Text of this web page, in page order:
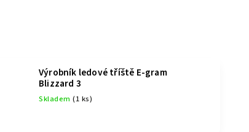
Výrobník ledové tříště E-gram
Blizzard 3
Skladem (1 ks)